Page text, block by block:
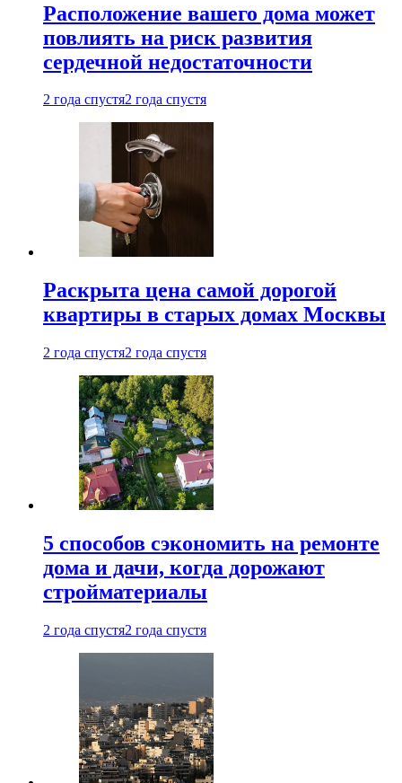
Расположение вашего дома может
повлиять на риск развития
сердечной недостаточности
2 года спустя2 года спустя
Раскрыта цена самой дорогой
квартиры в старых домах Москвы
2 года спустя2 года спустя
5 способов сэкономить на ремонте
дома и дачи, когда дорожают
стройматериалы
2 года спустя2 года спустя